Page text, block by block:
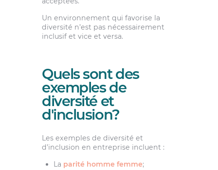
Un environnement qui favorise la
diversité n’est pas nécessairement
inclusif et vice et versa.
Quels sont des
exemples de
diversité et
d'inclusion?
Les exemples de diversité et
d’inclusion en entreprise incluent :
La parité homme femme;